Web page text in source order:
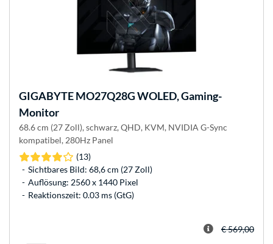
GIGABYTEMO27Q28G WOLED, Gaming-
Monitor
68.6 cm (27 Zoll), schwarz, QHD, KVM, NVIDIA G-Sync
kompatibel, 280Hz Panel
(13)
Sichtbares Bild: 68,6 cm (27 Zoll)
Auflösung: 2560 x 1440 Pixel
Reaktionszeit: 0.03 ms (GtG)
€ 569,00